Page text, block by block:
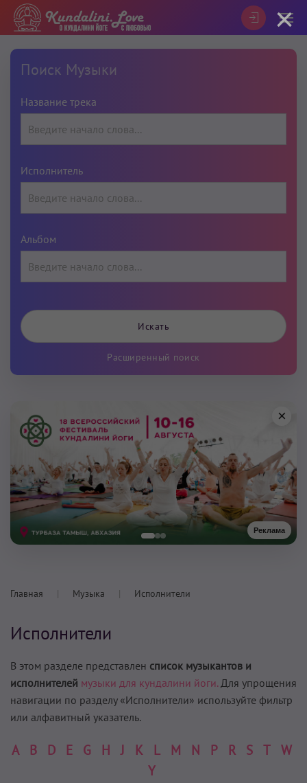
Поиск Музыки
Название трека
Исполнитель
Альбом
Расширенный поиск
Реклама
×
Главная Музыка Исполнители
Исполнители
В этом разделе представлен список музыкантов и
исполнителей музыки для кундалини йоги.Для упрощения
навигации по разделу «Исполнители» используйте фильтр
или алфавитный указатель.
A B D E G H J K L M N P R S T W
Y
×